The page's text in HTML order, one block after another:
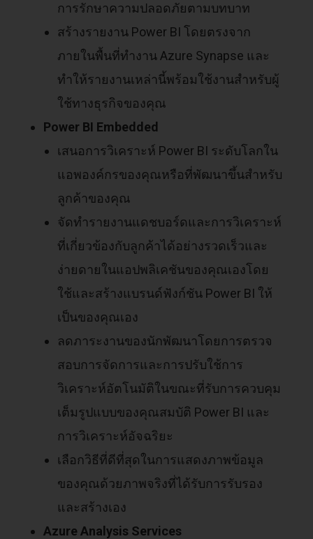
การรักษาความปลอดภัยตามบทบาท
สร้างรายงาน Power BI โดยตรงจาก
ภายในพื้นที่ทำงาน Azure Synapse และ
ทำให้รายงานเหล่านี้พร้อมใช้งานสำหรับผู้
ใช้ทางธุรกิจของคุณ
Power BI Embedded
เสนอการวิเคราะห์ Power BI ระดับโลกใน
แอพองค์กรของคุณหรือที่พัฒนาขึ้นสำหรับ
ลูกค้าของคุณ
จัดทำรายงานแดชบอร์ดและการวิเคราะห์
ที่เกี่ยวข้องกับลูกค้าได้อย่างรวดเร็วและ
ง่ายดายในแอปพลิเคชันของคุณเองโดย
ใช้และสร้างแบรนด์ฟังก์ชัน Power BI ให้
เป็นของคุณเอง
ลดภาระงานของนักพัฒนาโดยการตรวจ
สอบการจัดการและการปรับใช้การ
วิเคราะห์อัตโนมัติในขณะที่รับการควบคุม
เต็มรูปแบบของคุณสมบัติ Power BI และ
การวิเคราะห์อัจฉริยะ
เลือกวิธีที่ดีที่สุดในการแสดงภาพข้อมูล
ของคุณด้วยภาพจริงที่ได้รับการรับรอง
และสร้างเอง
Azure Analysis Services